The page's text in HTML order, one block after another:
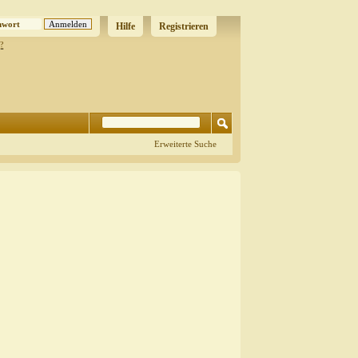
Registrieren
Hilfe
Erweiterte Suche